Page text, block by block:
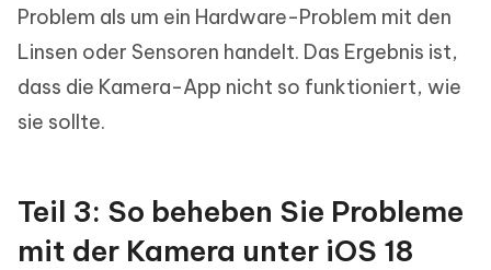
Problem als um ein Hardware-Problem mit den
Linsen oder Sensoren handelt. Das Ergebnis ist,
dass die Kamera-App nicht so funktioniert, wie
sie sollte.
Teil 3: So beheben Sie Probleme
mit der Kamera unter iOS 18